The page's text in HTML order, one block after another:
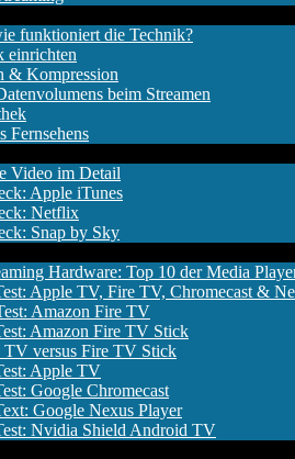
funktioniert die Technik?
einrichten
& Kompression
beim Streamen
Fernsehens
Video im Detail
Apple iTunes
Netflix
Snap by Sky
Hardware: Top 10 der Media
Apple TV, Fire TV, Chromecast &
Amazon Fire TV
Amazon Fire TV Stick
TV versus Fire TV Stick
Apple TV
Google Chromecast
Google Nexus Player
Nvidia Shield Android TV